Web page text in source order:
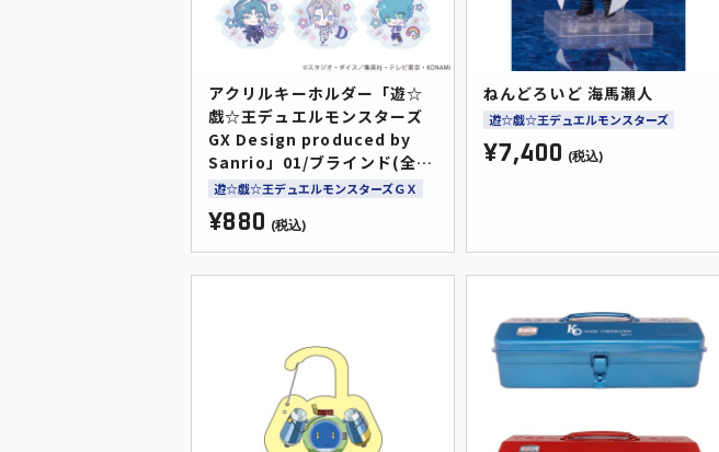
アクリルキーホルダー「遊☆
戯☆王デュエルモンスターズ
GX Design produced by
Sanrio」01/ブラインド(全6
種)(コラボイラスト)
遊☆戯☆王デュエルモンスターズＧＸ
¥880 (税込)
ねんどろいど 海馬瀬人
遊☆戯☆王デュエルモンスターズ
¥7,400 (税込)